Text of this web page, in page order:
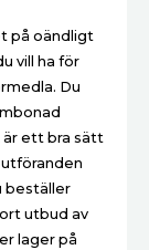
på oändligt
vill ha för
Du
är ett bra sätt
beställer
utbud av
lager på